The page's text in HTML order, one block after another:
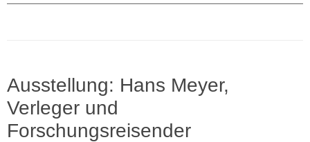
Ausstellung: Hans Meyer,
Verleger und
Forschungsreisender